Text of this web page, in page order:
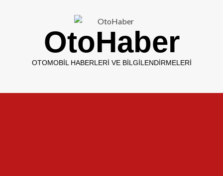
OtoHaber
OTOMOBIL HABERLERI VE BILGILENDIRMELERI